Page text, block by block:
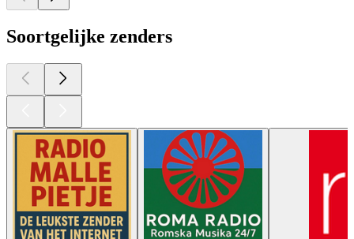
Soortgelijke zenders